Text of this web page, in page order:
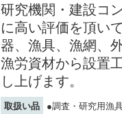
研究機関・建設コ
に高い評価を頂い
器、漁具、漁網、
漁労資材 から設置
し上げます。
取扱い品
●調査・研究用漁